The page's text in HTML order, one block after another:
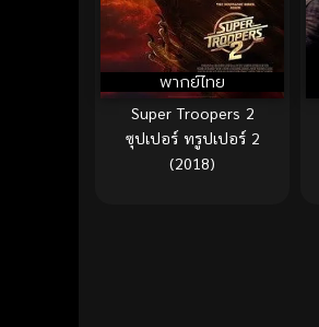
พากย์ไทย
Super Troopers 2
ซุปเปอร์ ทรูปเปอร์ 2
(2018)